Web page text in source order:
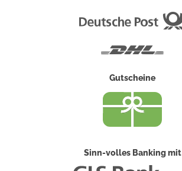
Gutscheine
Sinn-volles Banking mit